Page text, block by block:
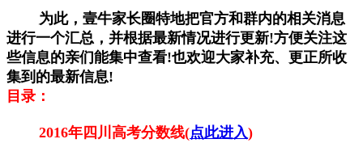
为此，壹牛家长圈特地把官方和群内的相关消息
进行一个汇总，并根据最新情况进行更新!方便关注这
些信息的亲们能集中查看!也欢迎大家补充、更正所收
集到的最新信息!
目录：
2016年四川高考分数线(点此进入)